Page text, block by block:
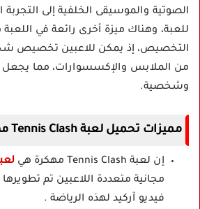
الصوتية والموسيقى الخلفية إلى التجربة
للعبة، وهناك ميزة أخرى رائعة في
التخصيص، إذ يمكن للاعبين تخصيص
من الملابس والإكسسوارات، مما يجعل
وشخصية.
مميزات تحميل لعبة Tennis Clash مهكرة
إن لعبة Tennis Clash مهكرة هي
مجانية متعددة اللاعبين تم تطويرها
فيديو آركيد لهذه الرياضة .